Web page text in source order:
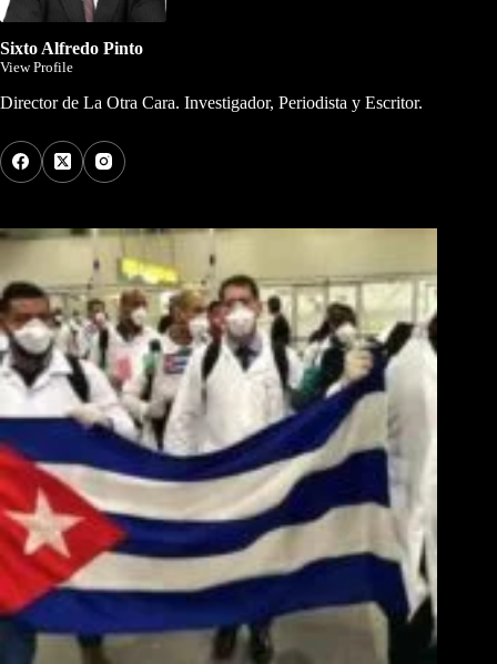
Sixto Alfredo Pinto
View Profile
Director de La Otra Cara. Investigador, Periodista y Escritor.